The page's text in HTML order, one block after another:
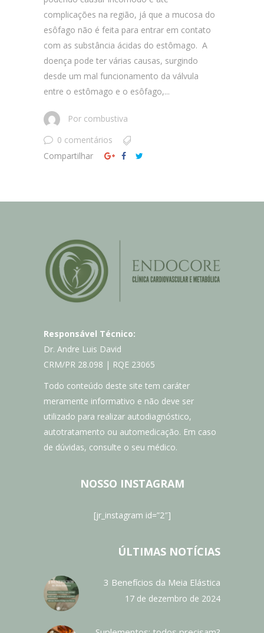
complicações na região, já que a mucosa do
esôfago não é feita para entrar em contato
com as substância ácidas do estômago. A
doença pode ter várias causas, surgindo
desde um mal funcionamento da válvula
entre o estômago e o esôfago,...
Por combustiva
0 comentários
Compartilhar
Responsável Técnico:
Dr. Andre Luis David
CRM/PR 28.098 | RQE 23065
Todo conteúdo deste site tem caráter
meramente informativo e não deve ser
utilizado para realizar autodiagnóstico,
autotratamento ou automedicação. Em caso
de dúvidas, consulte o seu médico.
NOSSO INSTAGRAM
[jr_instagram id=”2″]
ÚLTIMAS NOTÍCIAS
3 Benefícios da Meia Elástica
17 de dezembro de 2024